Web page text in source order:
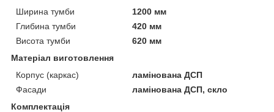
Ширина тумби
1200 мм
Глибина тумби
420 мм
Висота тумби
620 мм
Матеріал виготовлення
Корпус (каркас)
ламінована ДСП
Фасади
ламінована ДСП, скло
Комплектація